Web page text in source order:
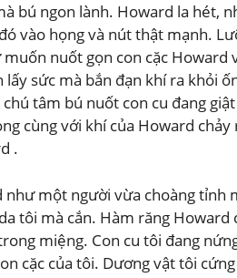
bú ngon lành. Howard la hét,
vào họng và nút thật mạnh.
nuốt gọn con cặc Howard
sức mà bắn đạn khí ra khỏi
tâm bú nuốt con cu đang
cùng với khí của Howard chảy
.
một người vừa choàng tỉnh
tôi mà cắn. Hàm răng Howard
miệng. Con cu tôi đang
cặc của tôi. Dương vật tôi